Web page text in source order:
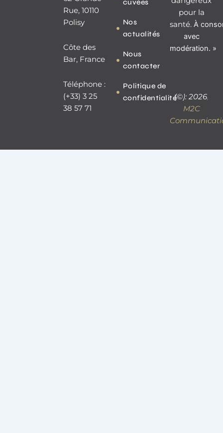
Rue, 10110
Polisy
Côte des
Bar, France
Téléphone :
(+33) 3 25
38 57 71
cuvées
Nos
actualités
Nous
contacter
Politique de
confidentialité
o
k
-
p
pour la
santé. À
avec
modération. »
(©): 2026,
M2C